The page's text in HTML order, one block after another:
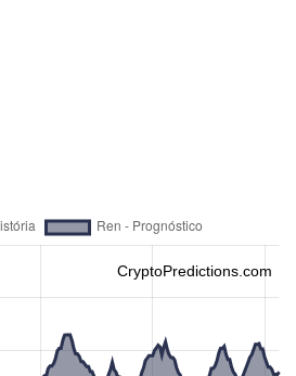
CryptoPredictions.com